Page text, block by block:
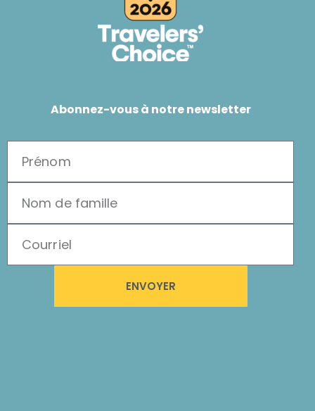
Abonnez-vous à notre newsletter
ENVOYER